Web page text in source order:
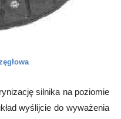
silnika na poziomie
wyślijcie do wyważenia